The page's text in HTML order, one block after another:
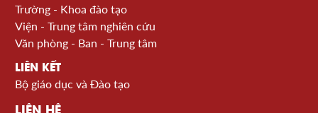
Trường - Khoa đào tạo
Viện - Trung tâm nghiên cứu
Văn phòng - Ban - Trung tâm
LIÊN KẾT
Bộ giáo dục và Đào tạo